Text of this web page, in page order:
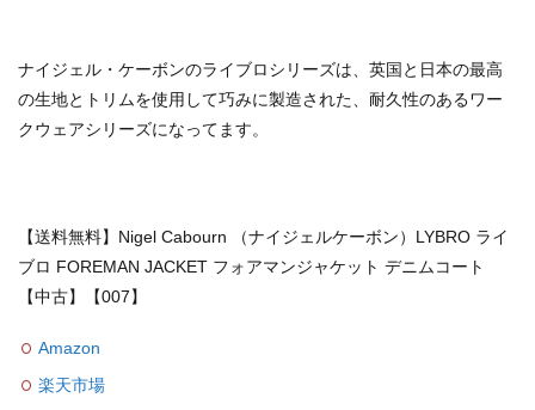
ナイジェル・ケーボンのライブロシリーズは、英国と日本の最高
の生地とトリムを使用して巧みに製造された、耐久性のあるワー
クウェアシリーズになってます。
【送料無料】Nigel Cabourn （ナイジェルケーボン）LYBRO ライ
ブロ FOREMAN JACKET フォアマンジャケット デニムコート
【中古】【007】
Amazon
楽天市場